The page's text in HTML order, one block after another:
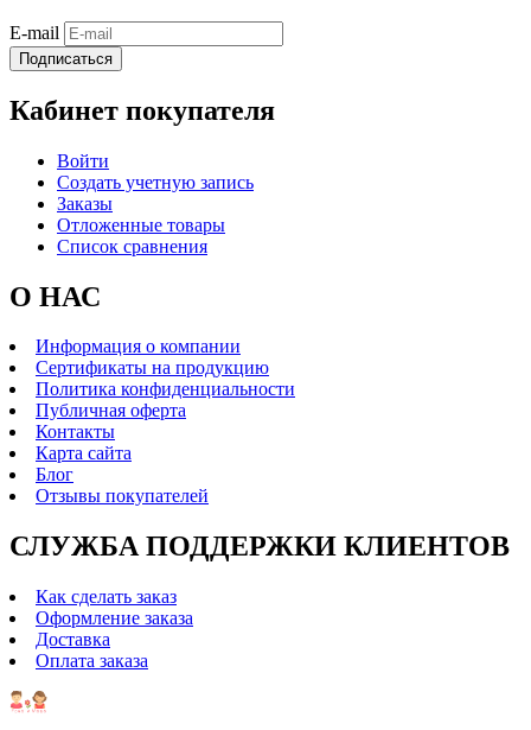
E-mail
Подписаться
Кабинет покупателя
Войти
Создать учетную запись
Заказы
Отложенные товары
Список сравнения
О НАС
Информация о компании
Сертификаты на продукцию
Политика конфиденциальности
Публичная оферта
Контакты
Карта сайта
Блог
Отзывы покупателей
СЛУЖБА ПОДДЕРЖКИ КЛИЕНТОВ
Как сделать заказ
Оформление заказа
Доставка
Оплата заказа